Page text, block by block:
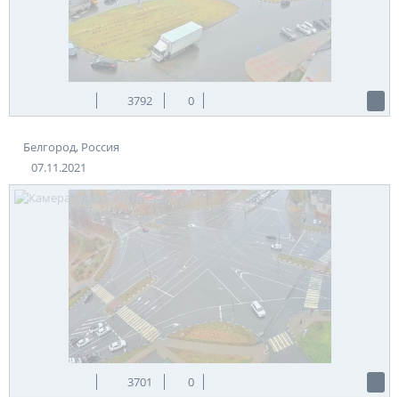
3792 0
Белгород, Россия
07.11.2021
3701 0